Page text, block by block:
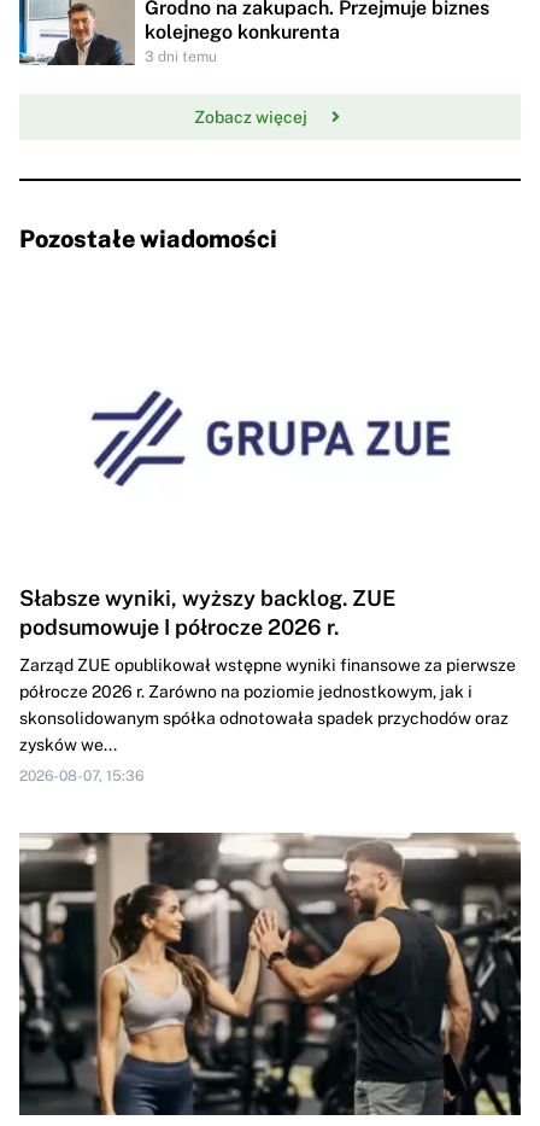
Grodno na zakupach. Przejmuje biznes
kolejnego konkurenta
3 dni temu
Zobacz więcej
Pozostałe wiadomości
Słabsze wyniki, wyższy backlog. ZUE
podsumowuje I półrocze 2026 r.
Zarząd ZUE opublikował wstępne wyniki finansowe za pierwsze
półrocze 2026 r. Zarówno na poziomie jednostkowym, jak i
skonsolidowanym spółka odnotowała spadek przychodów oraz
zysków we...
2026-08-07, 15:36